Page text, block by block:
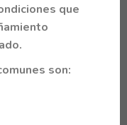
que
son: